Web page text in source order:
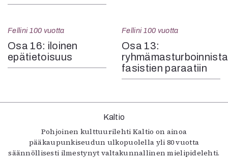
Fellini 100 vuotta
Osa 16: iloinen
epätietoisuus
Fellini 100 vuotta
Osa 13:
ryhmämasturboinnista
fasistien paraatiin
Kaltio
Pohjoinen kulttuurilehti Kaltio on ainoa
pääkaupunkiseudun ulkopuolella yli 80 vuotta
säännöllisesti ilmestynyt valtakunnallinen mielipidelehti.